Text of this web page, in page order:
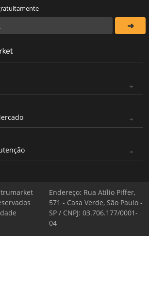
Endereço: Rua Atílio Piffer,
571 - Casa Verde, São Paulo -
SP / CNPJ: 03.706.177/0001-
04